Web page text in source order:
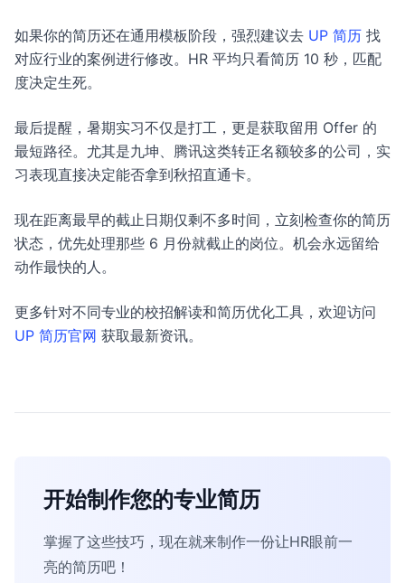
如果你的简历还在通用模板阶段，强烈建议去 UP 简历 找
对应行业的案例进行修改。HR 平均只看简历 10 秒，匹配
度决定生死。
最后提醒，暑期实习不仅是打工，更是获取留用 Offer 的
最短路径。尤其是九坤、腾讯这类转正名额较多的公司，实
习表现直接决定能否拿到秋招直通卡。
现在距离最早的截止日期仅剩不多时间，立刻检查你的简历
状态，优先处理那些 6 月份就截止的岗位。机会永远留给
动作最快的人。
更多针对不同专业的校招解读和简历优化工具，欢迎访问
UP 简历官网 获取最新资讯。
开始制作您的专业简历
掌握了这些技巧，现在就来制作一份让HR眼前一
亮的简历吧！